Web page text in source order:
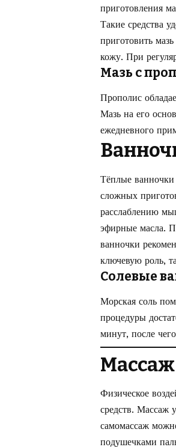
приготовления
Такие средства
приготовить
кожу. При
Мазь с
Прополис
Мазь на его
ежедневного
Тёплые
сложных
расслаблению
эфирные масла.
ванночки
ключевую роль,
Солевые
Морская соль
процедуры
минут, после
Физическое
средств. Массаж
самомассаж
подушечками